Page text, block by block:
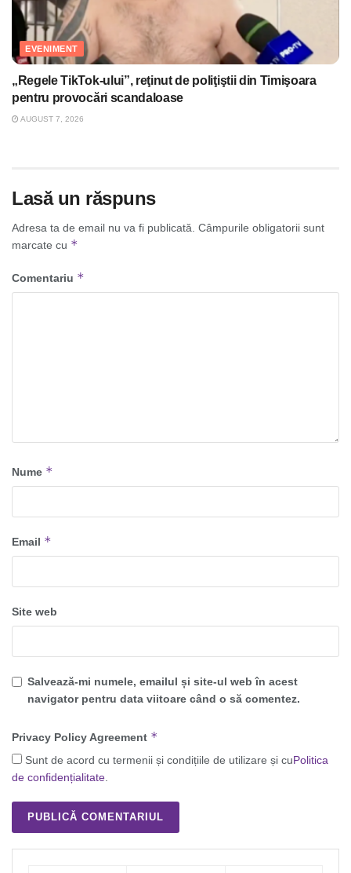
EVENIMENT
„Regele TikTok-ului”, reţinut de poliţiştii din Timişoara
pentru provocări scandaloase
AUGUST 7, 2026
Lasă un răspuns
Adresa ta de email nu va fi publicată. Câmpurile obligatorii sunt
marcate cu *
Comentariu *
Nume *
Email *
Site web
Salvează-mi numele, emailul și site-ul web în acest
navigator pentru data viitoare când o să comentez.
Privacy Policy Agreement *
Sunt de acord cu termenii și condițiile de utilizare și cuPolitica
de confidențialitate.